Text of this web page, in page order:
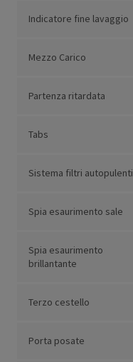
Indicatore fine lavaggio
Mezzo Carico
Partenza ritardata
Tabs
Sistema filtri autopulenti
Spia esaurimento sale
Spia esaurimento
brillantante
Terzo cestello
Porta posate